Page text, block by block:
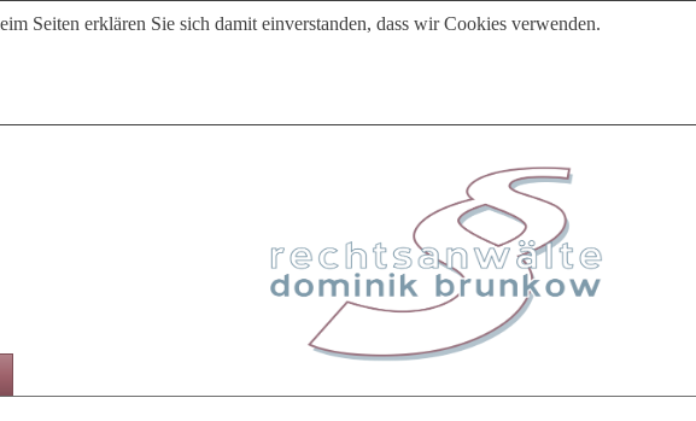
Seiten erklären Sie sich damit einverstanden, dass wir Cookies verwenden.